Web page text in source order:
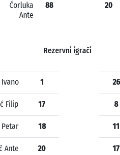
Ćorluka
Ante
88 20
Rezervni igrači
1
Filip 17
18
Ante 20
26
8
11
17